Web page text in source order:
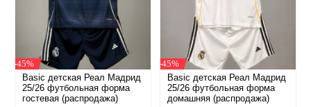
-45%
Basic детская Реал Мадрид
25/26 футбольная форма
гостевая (распродажа)
-45%
Basic детская Реал Мадрид
25/26 футбольная форма
домашняя (распродажа)